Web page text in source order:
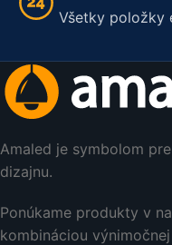
Všetky položky
Amaled je symbolom
dizajnu.
Ponúkame produkty v
kombináciou